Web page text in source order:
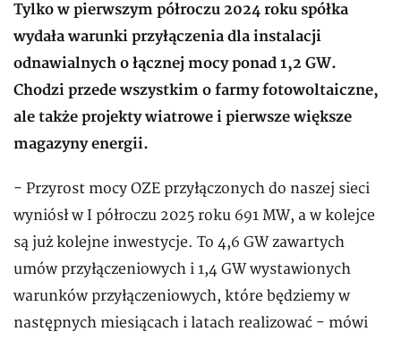
Tylko w pierwszym półroczu 2024 roku spółka
wydała warunki przyłączenia dla instalacji
odnawialnych o łącznej mocy ponad 1,2 GW.
Chodzi przede wszystkim o farmy fotowoltaiczne,
ale także projekty wiatrowe i pierwsze większe
magazyny energii.
- Przyrost mocy OZE przyłączonych do naszej sieci
wyniósł w I półroczu 2025 roku 691 MW, a w kolejce
są już kolejne inwestycje. To 4,6 GW zawartych
umów przyłączeniowych i 1,4 GW wystawionych
warunków przyłączeniowych, które będziemy w
następnych miesiącach i latach realizować - mówi